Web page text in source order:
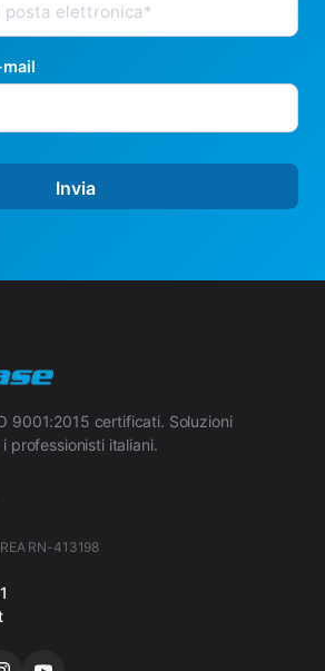
Invia
9001:2015 certificati. Soluzioni
professionisti italiani.
RN-413198